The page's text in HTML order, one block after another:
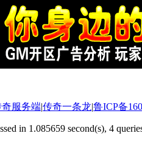
奇服务端|传奇一条龙|鲁ICP备
in 1.085659 second(s), 4